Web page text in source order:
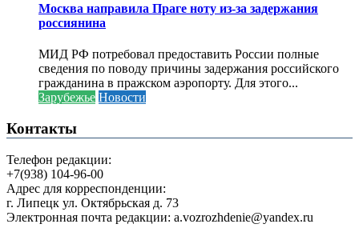
Москва направила Праге ноту из-за задержания
россиянина
МИД РФ потребовал предоставить России полные
сведения по поводу причины задержания российского
гражданина в пражском аэропорту. Для этого...
Зарубежье Новости
Контакты
Телефон редакции:
+7(938) 104-96-00
Адрес для корреспонденции:
г. Липецк ул. Октябрьская д. 73
Электронная почта редакции: a.vozrozhdenie@yandex.ru